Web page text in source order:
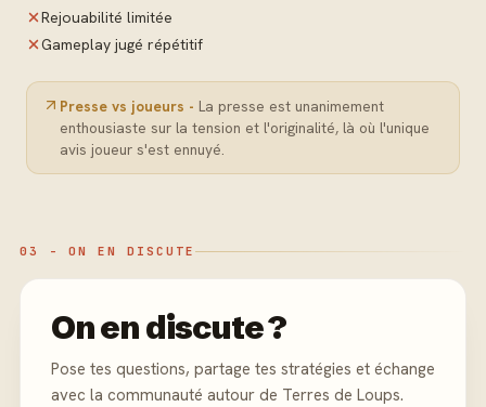
Rejouabilité limitée
Gameplay jugé répétitif
Presse vs joueurs - La presse est unanimement
enthousiaste sur la tension et l'originalité, là où l'unique
avis joueur s'est ennuyé.
03 - ON EN DISCUTE
On en discute ?
Pose tes questions, partage tes stratégies et échange
avec la communauté autour de Terres de Loups.